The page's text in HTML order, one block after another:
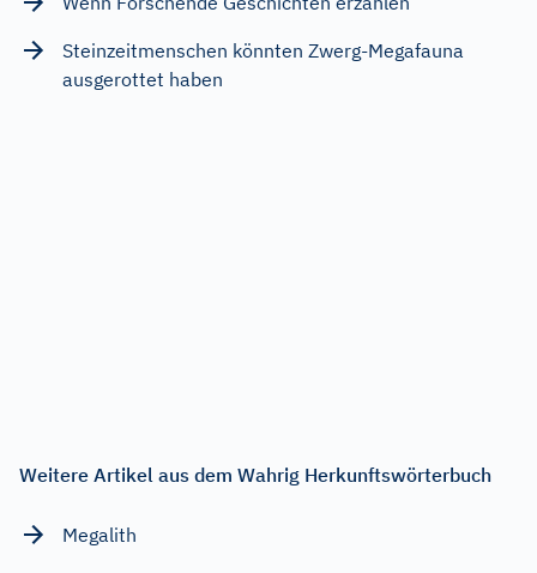
Steinzeitmenschen könnten Zwerg-Megafauna
ausgerottet haben
Weitere Artikel aus dem Wahrig Herkunftswörterbuch
Megalith